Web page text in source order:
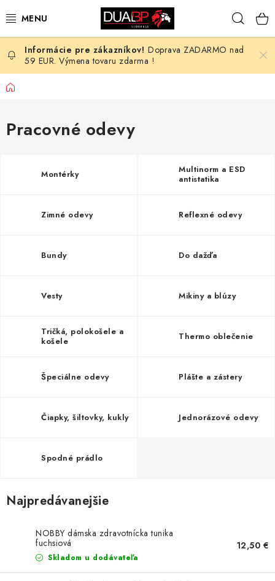
na
NOVÉ
PRACOVNÉ ODEVY
ZDRAVOTNÍCTVO
OCHRANNÉ POMÔCKY
Predajne Kontakt
Pre firmy
Formulár na výmenu tovaru
Reklamačný poriadok
Formulár na vrátenie tovaru /odstúpenie od zmluvy
Pravidlá a nastavenia cookies
Doprava ZADARMO nad
59 EUR. Výmena tovaru zdarma !
Domov
Pracovné odevy
Montérky
Multinorm a ESD
antistatika
Zimné odevy Reflexné odevy
Bundy Do dažďa
Vesty Mikiny a blúzy
Tričká, polokošele a
košele
Thermo oblečenie
Špeciálne odevy Plášte a zástery
Čiapky, šiltovky, kukly Jednorázové odevy
Spodné prádlo
Najpredávanejšie
NOBBY dámska zdravotnícka tunika
fuchsiová
Skladom u dodávateľa
12,50 €